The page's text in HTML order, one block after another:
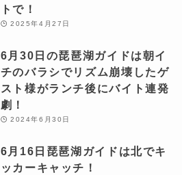
トで！
2025年4月27日
6月30日の琵琶湖ガイドは朝イ
チのバラシでリズム崩壊したゲ
スト様がランチ後にバイト連発
劇！
2024年6月30日
6月16日琵琶湖ガイドは北でキ
ッカーキャッチ！